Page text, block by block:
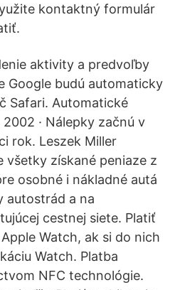
kontaktný formulár
aktivity a predvoľby
Google budú automaticky
Safari. Automatické
· Nálepky začnú v
rok. Leszek Miller
všetky získané peniaze z
osobné i nákladné autá
autostrád a na
cestnej siete. Platiť
Watch, ak si do nich
Watch. Platba
NFC technológie.